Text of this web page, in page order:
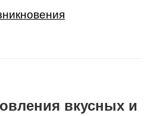
вкусных и